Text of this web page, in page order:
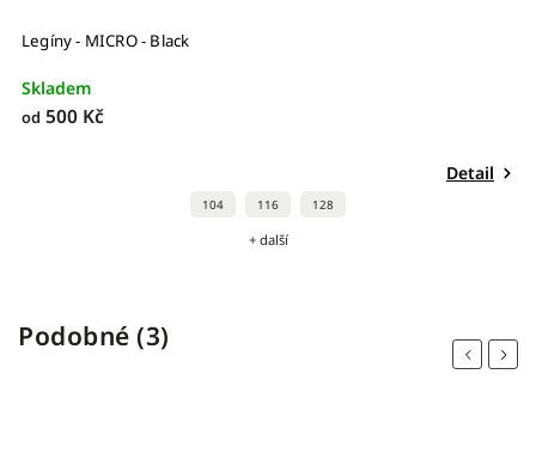
Legíny - MICRO - Black
Skladem
od 500 Kč
Detail
104 116 128
+ další
Podobné (3)
Previous
Next